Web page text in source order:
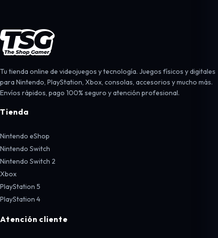
Tu tienda online de videojuegos y tecnología. Juegos físicos y digitales
para Nintendo, PlayStation, Xbox, consolas, accesorios y mucho más.
Envíos rápidos, pago 100% seguro y atención profesional.
Tienda
Nintendo eShop
Nintendo Switch
Nintendo Switch 2
Xbox
PlayStation 5
PlayStation 4
Atención cliente